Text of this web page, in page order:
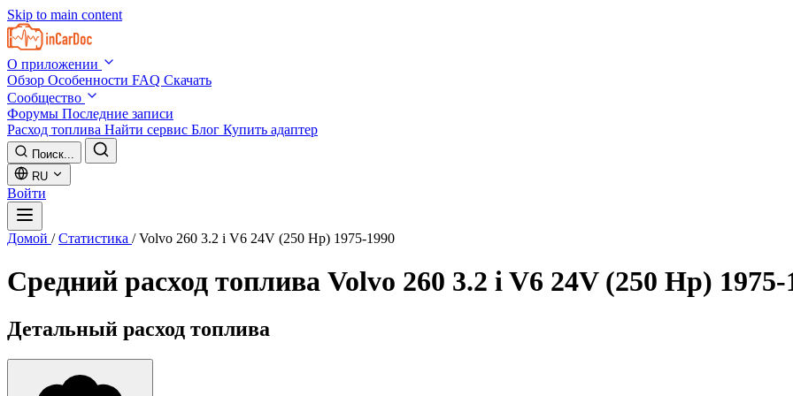
Skip to main content
О приложении
Обзор Особенности FAQ Скачать
Сообщество
Форумы Последние записи
Расход топлива Найти сервис Блог Купить адаптер
Поиск...
RU
Войти
Домой / Статистика / Volvo 260 3.2 i V6 24V (250 Hp) 1975-1990
Средний расход топлива Volvo 260 3.2 i V6 24V (250 Hp) 1975-
Детальный расход топлива